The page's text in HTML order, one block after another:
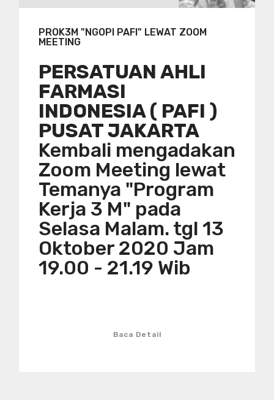
PROK3M "NGOPI PAFI" LEWAT ZOOM
MEETING
PERSATUAN AHLI
FARMASI
INDONESIA ( PAFI )
PUSAT JAKARTA
Kembali mengadakan
Zoom Meeting lewat
Temanya "Program
Kerja 3 M" pada
Selasa Malam. tgl 13
Oktober 2020 Jam
19.00 - 21.19 Wib
Baca Detail